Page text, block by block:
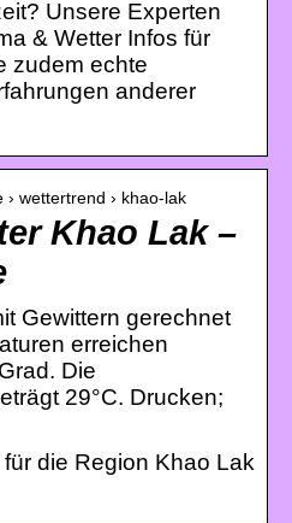
Unsere Experten
& Wetter Infos für
zudem echte
anderer
wettertrend › khao-lak
Khao Lak –
Gewittern gerechnet
erreichen
Die
29°C. Drucken;
die Region Khao Lak